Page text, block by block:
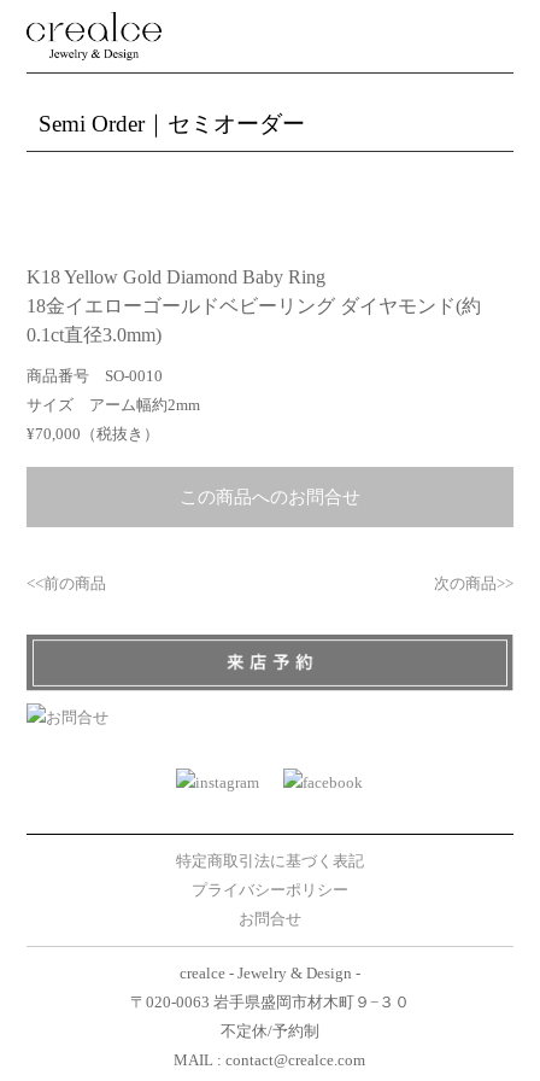
Semi Order｜セミオーダー
K18 Yellow Gold Diamond Baby Ring
18金イエローゴールドベビーリング ダイヤモンド(約
0.1ct直径3.0mm)
商品番号 SO-0010
サイズ アーム幅約2mm
¥70,000（税抜き）
この商品へのお問合せ
<<前の商品 次の商品>>
特定商取引法に基づく表記
プライバシーポリシー
お問合せ
crealce - Jewelry & Design -
〒020-0063 岩手県盛岡市材木町９−３０
不定休/予約制
MAIL : contact@crealce.com